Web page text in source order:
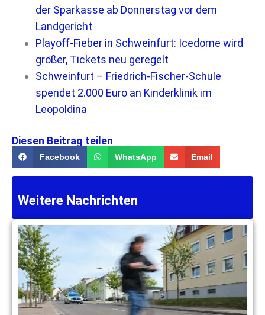
der Sparkasse ab Donnerstag vor dem
Landgericht
Playoff-Fieber in Schweinfurt: Icedome wird
größer, Tickets neu geregelt
Schweinfurt – Friedrich-Fischer-Schule
spendet 2.000 Euro an Kinderklinik im
Leopoldina
Diesen Beitrag teilen
Facebook WhatsApp Email
Weitere Nachrichten